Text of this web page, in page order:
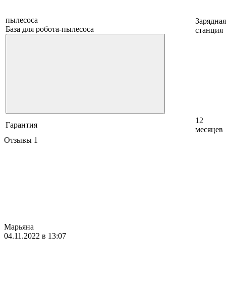
пылесоса
База для робота-пылесоса
Зарядная
станция
Гарантия
12
месяцев
Отзывы 1
Марьяна
04.11.2022 в 13:07